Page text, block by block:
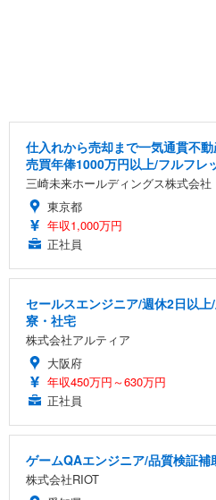
仕入れから売却まで一気通貫不
売買年俸1000万円以上/フルフレ
三崎未来ホールディングス株式会社
東京都
年収1,000万円
正社員
セールスエンジニア/週休2日以
寮・社宅
株式会社アルティア
大阪府
年収450万円～630万円
正社員
ゲームQAエンジニア/品質検証補
株式会社RIOT